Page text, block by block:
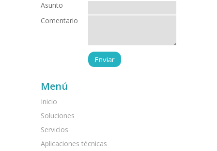
Asunto
Comentario
Menú
Inicio
Soluciones
Servicios
Aplicaciones técnicas